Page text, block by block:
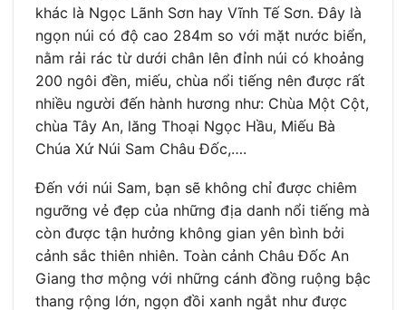
khác là Ngọc Lãnh Sơn hay Vĩnh Tế Sơn. Đây là
ngọn núi có độ cao 284m so với mặt nước biển,
nằm rải rác từ dưới chân lên đỉnh núi có khoảng
200 ngôi đền, miếu, chùa nổi tiếng nên được rất
nhiều người đến hành hương như: Chùa Một Cột,
chùa Tây An, lăng Thoại Ngọc Hầu, Miếu Bà
Chúa Xứ Núi Sam Châu Đốc,….
Đến với núi Sam, bạn sẽ không chỉ được chiêm
ngưỡng vẻ đẹp của những địa danh nổi tiếng mà
còn được tận hưởng không gian yên bình bởi
cảnh sắc thiên nhiên. Toàn cảnh Châu Đốc An
Giang thơ mộng với những cánh đồng ruộng bậc
thang rộng lớn, ngọn đồi xanh ngắt như được